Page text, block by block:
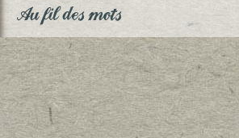
Au fil des mots